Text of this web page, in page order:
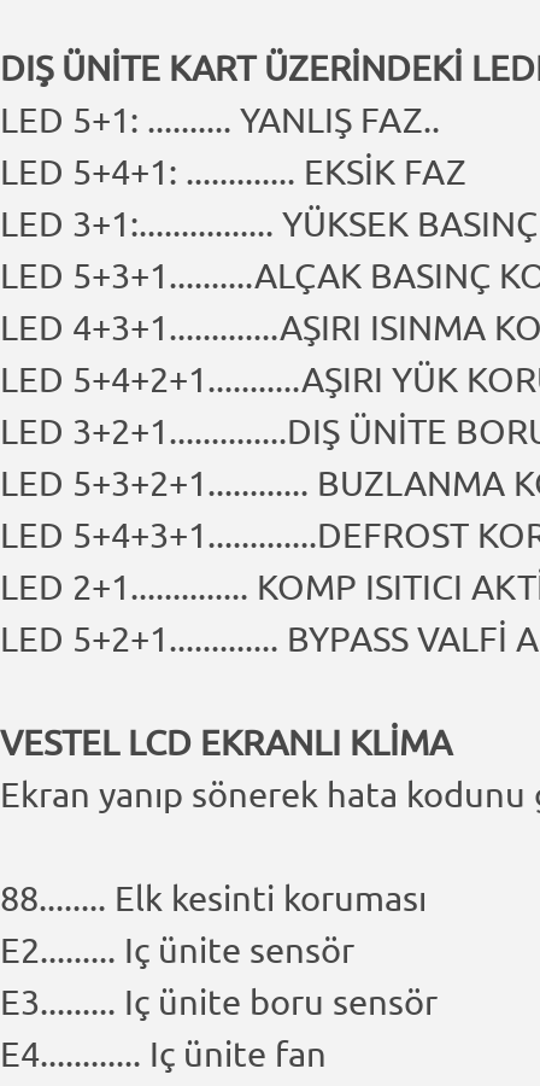
DIŞ ÜNİTE KART ÜZERİNDEKİ
LED 5+1: .......... YANLIŞ FAZ..
LED 5+4+1: ............. EKSİK FAZ
LED 3+1:................ YÜKSEK
LED 5+3+1..........ALÇAK BASINÇ
LED 4+3+1.............AŞIRI ISINMA
LED 5+4+2+1...........AŞIRI YÜK
LED 3+2+1..............DIŞ ÜNİTE
LED 5+3+2+1............ BUZLANMA
LED 5+4+3+1.............DEFROST
LED 2+1.............. KOMP ISITICI
LED 5+2+1............. BYPASS VALFİ
VESTEL LCD EKRANLI KLİMA
Ekran yanıp sönerek hata
88........ Elk kesinti koruması
E2......... Iç ünite sensör
E3......... Iç ünite boru sensör
E4............ Iç ünite fan